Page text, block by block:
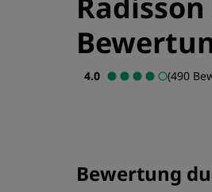
4.0 (490
Bewertung